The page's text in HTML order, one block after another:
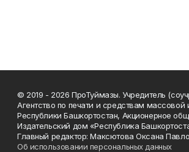
© 2019 - 2026 ПроТуймазы. Учредитель
Агентство по печати и средствам массовой
Республики Башкортостан, Акционерное
Издательский дом «Республика
Главный редактор: Максютова Оксана
Об использовании персональных данных